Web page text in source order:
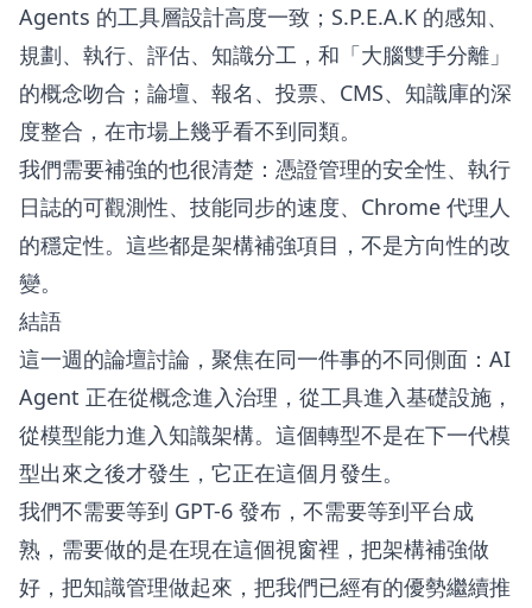
Agents 的工具層設計高度一致；S.P.E.A.K 的感知、
規劃、執行、評估、知識分工，和「大腦雙手分離」
的概念吻合；論壇、報名、投票、CMS、知識庫的深
度整合，在市場上幾乎看不到同類。
我們需要補強的也很清楚：憑證管理的安全性、執行
日誌的可觀測性、技能同步的速度、Chrome 代理人
的穩定性。這些都是架構補強項目，不是方向性的改
變。
結語
這一週的論壇討論，聚焦在同一件事的不同側面：AI
Agent 正在從概念進入治理，從工具進入基礎設施，
從模型能力進入知識架構。這個轉型不是在下一代模
型出來之後才發生，它正在這個月發生。
我們不需要等到 GPT-6 發布，不需要等到平台成
熟，需要做的是在現在這個視窗裡，把架構補強做
好，把知識管理做起來，把我們已經有的優勢繼續推